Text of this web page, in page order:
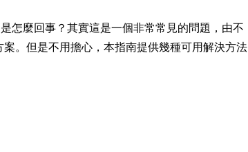
怎麼回事？其實這是一個非常常見的問題，由不
。但是不用擔心，本指南提供幾種可用解決方法